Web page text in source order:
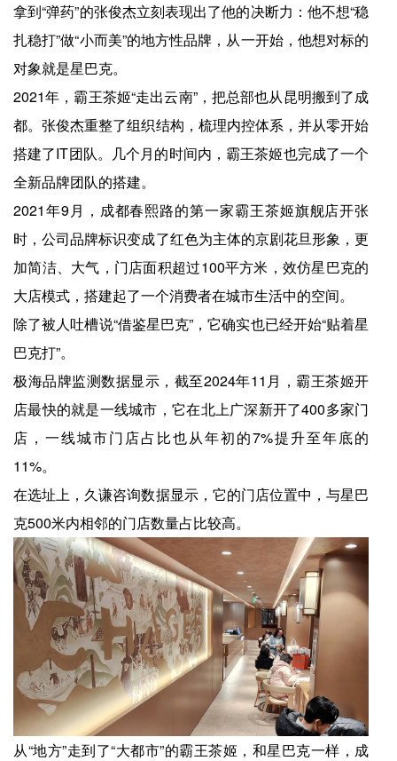
拿到“弹药”的张俊杰立刻表现出了他的决断力：他不想“稳
扎稳打”做“小而美”的地方性品牌，从一开始，他想对标的
对象就是星巴克。
2021年，霸王茶姬“走出云南”，把总部也从昆明搬到了成
都。张俊杰重整了组织结构，梳理内控体系，并从零开始
搭建了IT团队。几个月的时间内，霸王茶姬也完成了一个
全新品牌团队的搭建。
2021年9月，成都春熙路的第一家霸王茶姬旗舰店开张
时，公司品牌标识变成了红色为主体的京剧花旦形象，更
加简洁、大气，门店面积超过100平方米，效仿星巴克的
大店模式，搭建起了一个消费者在城市生活中的空间。
除了被人吐槽说“借鉴星巴克”，它确实也已经开始“贴着星
巴克打”。
极海品牌监测数据显示，截至2024年11月，霸王茶姬开
店最快的就是一线城市，它在北上广深新开了400多家门
店，一线城市门店占比也从年初的7%提升至年底的
11%。
在选址上，久谦咨询数据显示，它的门店位置中，与星巴
克500米内相邻的门店数量占比较高。
从“地方”走到了“大都市”的霸王茶姬，和星巴克一样，成